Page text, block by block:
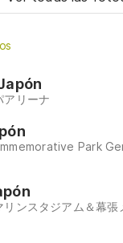
リーナ
Park
ンスタジアム＆幕張